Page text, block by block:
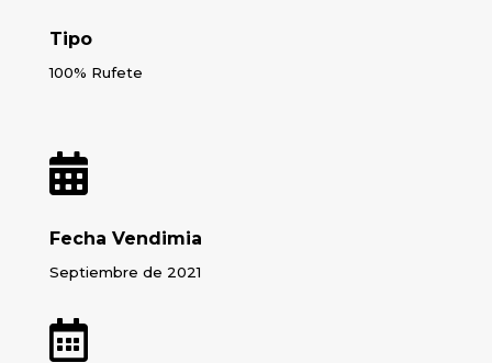
Tipo
100% Rufete

Fecha Vendimia
Septiembre de 2021
